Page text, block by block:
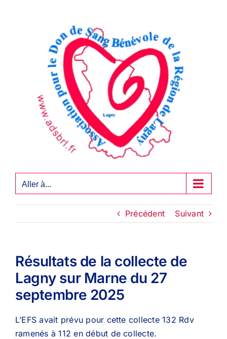
Aller à...
Précédent Suivant
Résultats de la collecte de
Lagny sur Marne du 27
septembre 2025
L’EFS avait prévu pour cette collecte 132 Rdv
ramenés à 112 en début de collecte.